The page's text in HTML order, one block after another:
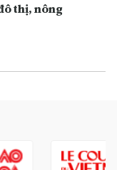
thị, nông